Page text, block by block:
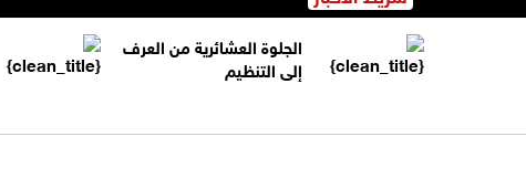
الجلوة العشائرية من العرف
إلى التنظيم